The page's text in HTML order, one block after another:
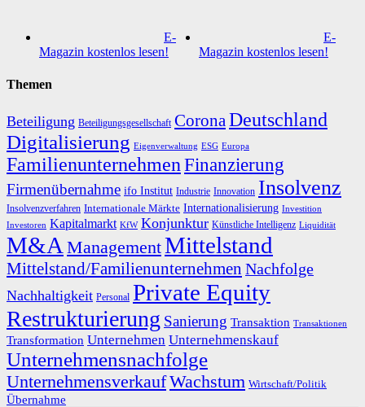
E-
Magazin kostenlos lesen!
E-
Magazin kostenlos lesen!
Themen
Beteiligung Beteiligungsgesellschaft CoronaDeutschland
Digitalisierung Eigenverwaltung ESG Europa
Familienunternehmen Finanzierung
Firmenübernahme ifo Institut Industrie Innovation Insolvenz
Insolvenzverfahren Internationale Märkte Internationalisierung Investition
Investoren Kapitalmarkt KfW Konjunktur Künstliche Intelligenz Liquidität
M&A ManagementMittelstand
Mittelstand/Familienunternehmen Nachfolge
Nachhaltigkeit Personal Private Equity
Restrukturierung Sanierung Transaktion Transaktionen
Transformation Unternehmen Unternehmenskauf
Unternehmensnachfolge
UnternehmensverkaufWachstum Wirtschaft/Politik
Übernahme